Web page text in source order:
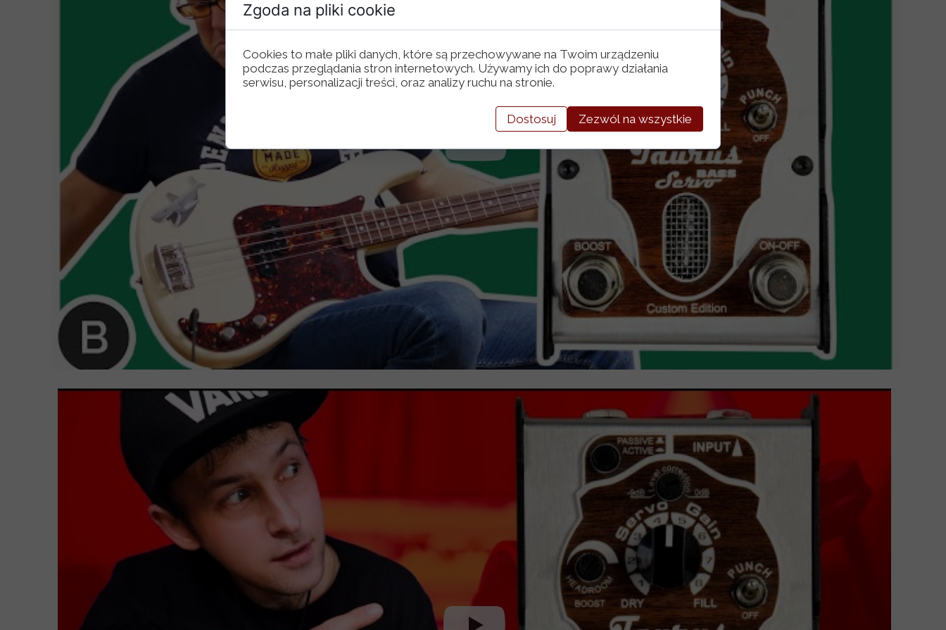
Zgoda na pliki cookie
Cookies to małe pliki danych, które są przechowywane na Twoim urządzeniu
podczas przeglądania stron internetowych. Używamy ich do poprawy działania
serwisu, personalizacji treści, oraz analizy ruchu na stronie.
Dostosuj Zezwól na wszystkie